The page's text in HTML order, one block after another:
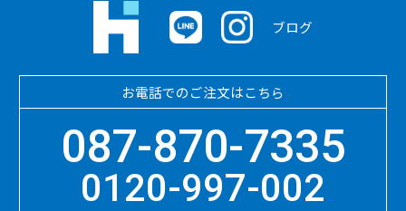
ブログ
お電話でのご注文はこちら
087-870-7335
0120-997-002